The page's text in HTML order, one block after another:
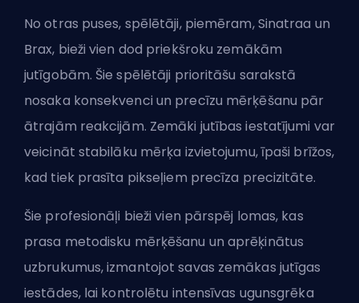
No otras puses, spēlētāji, piemēram, Sinatraa un
Brax, bieži vien dod priekšroku zemākām
jutīgobām. Šie spēlētāji prioritāšu sarakstā
nosaka konsekvenci un precīzu mērķēšanu pār
ātrajām reakcijām. Zemāki jutības iestatījumi var
veicināt stabilāku mērķa izvietojumu, īpaši brīžos,
kad tiek prasīta pikseļiem precīza precizitāte.
Šie profesionāļi bieži vien pārspēj lomas, kas
prasa metodisku mērķēšanu un aprēķinātus
uzbrukumus, izmantojot savas zemākas jutīgas
iestādes, lai kontrolētu intensīvas ugunsgrēka